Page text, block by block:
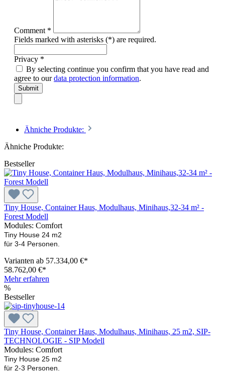
Comment *
Fields marked with asterisks (*) are required.
Privacy *
By selecting continue you confirm that you have read and
agree to ourdata protection information.
Submit
Ähniche Produkte:
Ähniche Produkte:
Bestseller
Tiny House, Container Haus, Modulhaus, Minihaus,32-34 m² -
Forest Modell
Modules: Comfort
Tiny House 24 m2
für 3-4 Personen.
Varianten ab 57.334,00 €*
58.762,00 €*
Mehr erfahren
%
Bestseller
Tiny House, Container Haus, Modulhaus, Minihaus, 25 m2, SIP-
TECHNOLOGIE - SIP Modell
Modules: Comfort
Tiny House 25 m2
für 2-3 Personen.